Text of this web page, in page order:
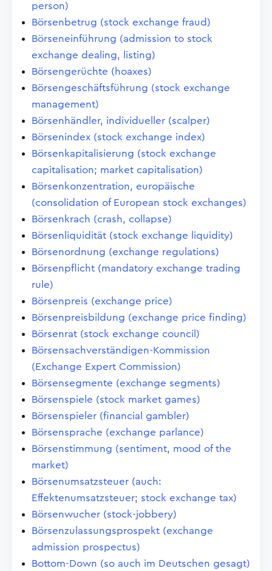
person)
Börsenbetrug (stock exchange fraud)
Börseneinführung (admission to stock
exchange dealing, listing)
Börsengerüchte (hoaxes)
Börsengeschäftsführung (stock exchange
management)
Börsenhändler, individueller (scalper)
Börsenindex (stock exchange index)
Börsenkapitalisierung (stock exchange
capitalisation; market capitalisation)
Börsenkonzentration, europäische
(consolidation of European stock exchanges)
Börsenkrach (crash, collapse)
Börsenliquidität (stock exchange liquidity)
Börsenordnung (exchange regulations)
Börsenpflicht (mandatory exchange trading
rule)
Börsenpreis (exchange price)
Börsenpreisbildung (exchange price finding)
Börsenrat (stock exchange council)
Börsensachverständigen-Kommission
(Exchange Expert Commission)
Börsensegmente (exchange segments)
Börsenspiele (stock market games)
Börsenspieler (financial gambler)
Börsensprache (exchange parlance)
Börsenstimmung (sentiment, mood of the
market)
Börsenumsatzsteuer (auch:
Effektenumsatzsteuer; stock exchange tax)
Börsenwucher (stock-jobbery)
Börsenzulassungsprospekt (exchange
admission prospectus)
Bottom-Down (so auch im Deutschen gesagt)